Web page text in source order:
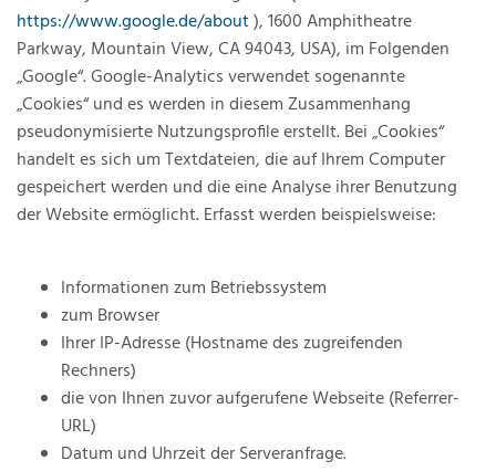
https://www.google.de/about), 1600 Amphitheatre
Parkway, Mountain View, CA 94043, USA), im Folgenden
„Google“. Google-Analytics verwendet sogenannte
„Cookies“ und es werden in diesem Zusammenhang
pseudonymisierte Nutzungsprofile erstellt. Bei „Cookies“
handelt es sich um Textdateien, die auf Ihrem Computer
gespeichert werden und die eine Analyse ihrer Benutzung
der Website ermöglicht. Erfasst werden beispielsweise:
Informationen zum Betriebssystem
zum Browser
Ihrer IP-Adresse (Hostname des zugreifenden
Rechners)
die von Ihnen zuvor aufgerufene Webseite (Referrer-
URL)
Datum und Uhrzeit der Serveranfrage.